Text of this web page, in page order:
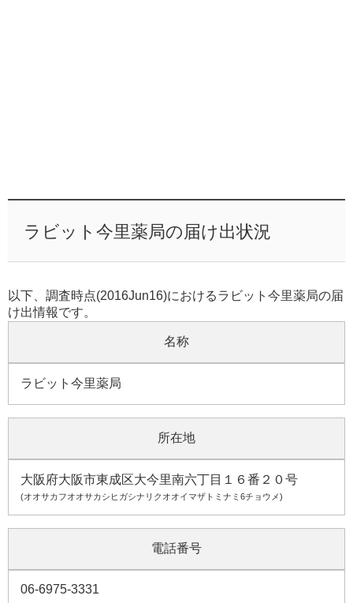
ラビット今里薬局の届け出状況
以下、調査時点(2016Jun16)におけるラビット今里薬局の届
け出情報です。
名称
ラビット今里薬局
所在地
大阪府大阪市東成区大今里南六丁目１６番２０号
(オオサカフオオサカシヒガシナリクオオイマザトミナミ6チョウメ)
電話番号
06-6975-3331